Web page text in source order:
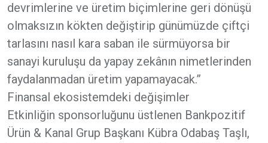
devrimlerine ve üretim biçimlerine geri dönüşü
olmaksızın kökten değiştirip günümüzde çiftçi
tarlasını nasıl kara saban ile sürmüyorsa bir
sanayi kuruluşu da yapay zekânın nimetlerinden
faydalanmadan üretim yapamayacak.”
Finansal ekosistemdeki değişimler
Etkinliğin sponsorluğunu üstlenen Bankpozitif
Ürün & Kanal Grup Başkanı Kübra Odabaş Taşlı,